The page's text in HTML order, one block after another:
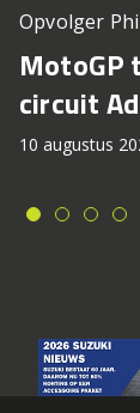
Opvolger
MotoGP
circuit
10 augustus